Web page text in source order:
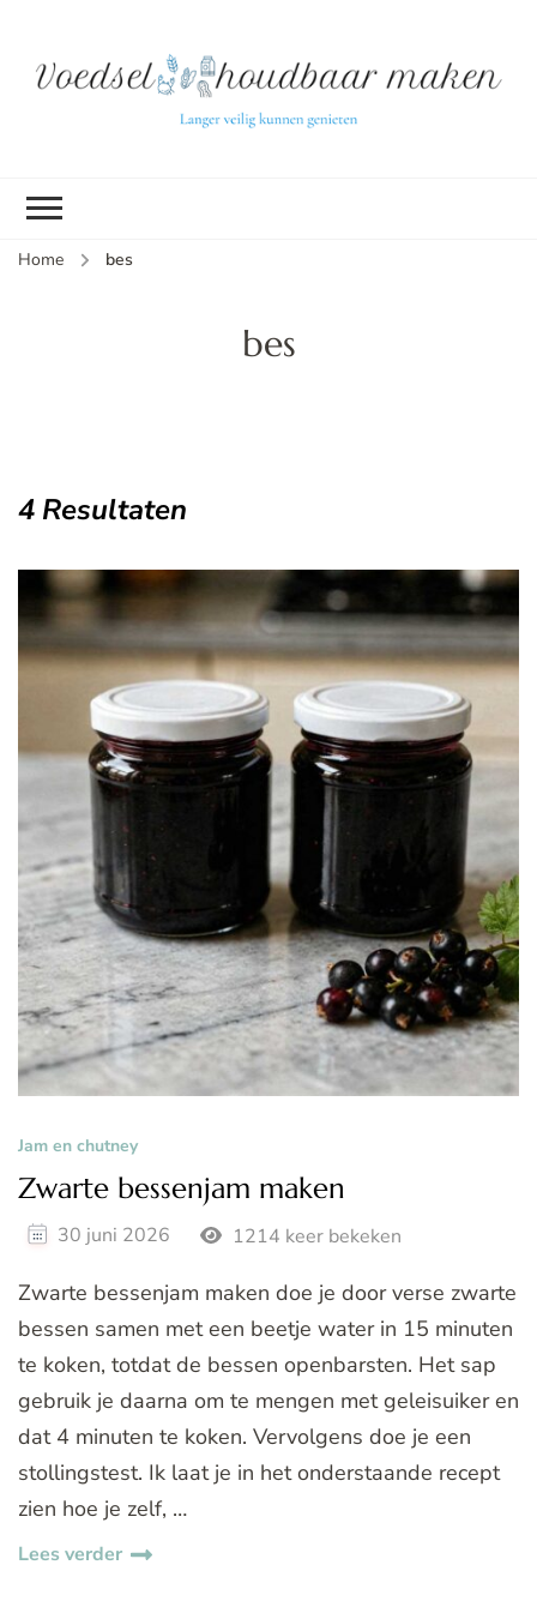
Home bes
bes
4 Resultaten
Jam en chutney
Zwarte bessenjam maken
30 juni 2026 1214 keer bekeken
Zwarte bessenjam maken doe je door verse zwarte
bessen samen met een beetje water in 15 minuten
te koken, totdat de bessen openbarsten. Het sap
gebruik je daarna om te mengen met geleisuiker en
dat 4 minuten te koken. Vervolgens doe je een
stollingstest. Ik laat je in het onderstaande recept
zien hoe je zelf, …
Lees verder